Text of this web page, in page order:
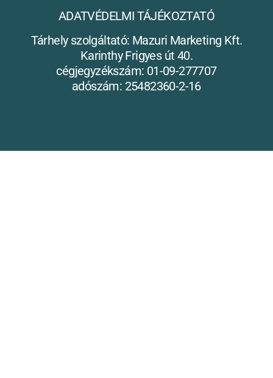
ADATVÉDELMI TÁJÉKOZTATÓ
Tárhely szolgáltató: Mazuri Marketing Kft.
Karinthy Frigyes út 40.
cégjegyzékszám: 01-09-277707
adószám: 25482360-2-16